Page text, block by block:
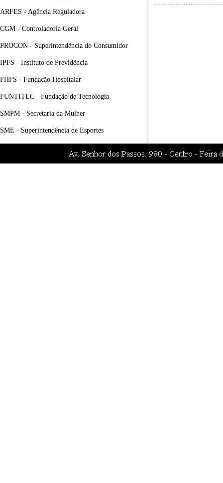
ARFES - Agência Reguladora
CGM - Controladoria Geral
PROCON - Superintendência do Consumidor
IPFS - Instituto de Previdência
FHFS - Fundação Hospitalar
FUNTITEC - Fundação de Tecnologia
SMPM - Secretaria da Mulher
SME - Superintendência de Esportes